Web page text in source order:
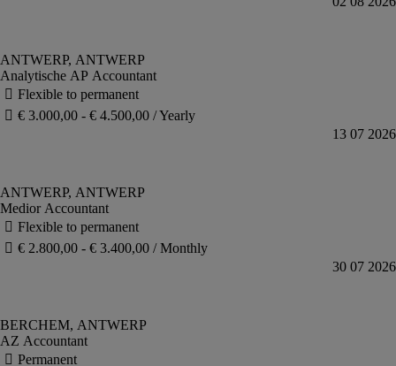
Analytische AP Accountant
Medior Accountant
AZ Accountant